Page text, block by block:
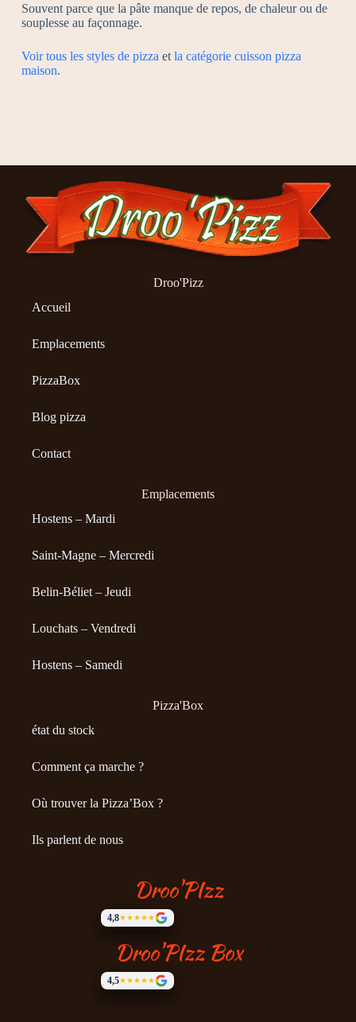
Souvent parce que la pâte manque de repos, de chaleur ou de
souplesse au façonnage.
Voir tous les styles de pizza et la catégorie cuisson pizza
maison.
Droo'Pizz
Accueil
Emplacements
PizzaBox
Blog pizza
Contact
Emplacements
Hostens – Mardi
Saint-Magne – Mercredi
Belin-Béliet – Jeudi
Louchats – Vendredi
Hostens – Samedi
Pizza'Box
état du stock
Comment ça marche ?
Où trouver la Pizza’Box ?
Ils parlent de nous
Droo'PIzz
4,8★★★★★
Droo'PIzz Box
4,5★★★★★